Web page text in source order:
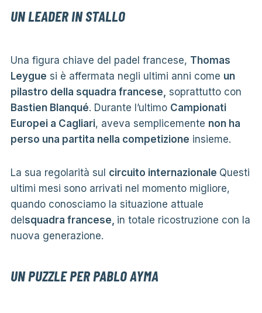
UN LEADER IN STALLO
Una figura chiave del padel francese, Thomas
Leygue si è affermata negli ultimi anni come un
pilastro della squadra francese, soprattutto con
Bastien Blanqué. Durante l’ultimo Campionati
Europei a Cagliari, aveva semplicemente non ha
perso una partita nella competizione insieme.
La sua regolarità sul circuito internazionale Questi
ultimi mesi sono arrivati ​​nel momento migliore,
quando conosciamo la situazione attuale
delsquadra francese, in totale ricostruzione con la
nuova generazione.
UN PUZZLE PER PABLO AYMA